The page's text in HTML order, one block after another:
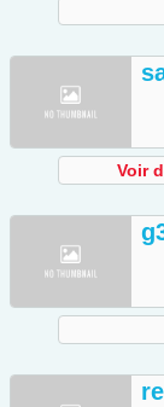
Voir